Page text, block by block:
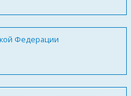
Федерации